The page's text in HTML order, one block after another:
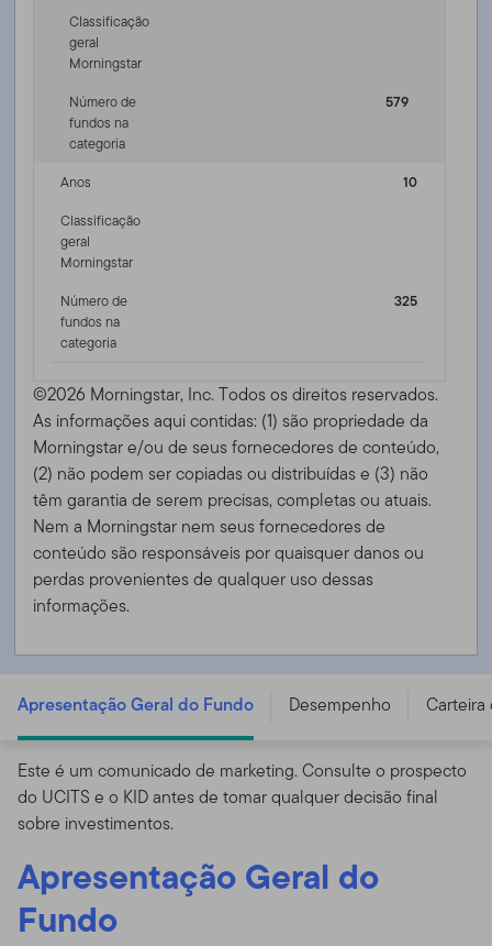
Classificação
geral
Morningstar
Número de
fundos na
categoria
579
Anos
10
Classificação
geral
Morningstar
Número de
fundos na
categoria
325
©2026 Morningstar, Inc. Todos os direitos reservados.
As informações aqui contidas: (1) são propriedade da
Morningstar e/ou de seus fornecedores de conteúdo,
(2) não podem ser copiadas ou distribuídas e (3) não
têm garantia de serem precisas, completas ou atuais.
Nem a Morningstar nem seus fornecedores de
conteúdo são responsáveis ​​por quaisquer danos ou
perdas provenientes de qualquer uso dessas
informações.
DIS (M) H - IE000AS44ET2
Apresentação Geral do Fundo Desempenho
Este é um comunicado de marketing. Consulte o prospecto
do UCITS e o KID antes de tomar qualquer decisão final
sobre investimentos.
Apresentação Geral do
Fundo